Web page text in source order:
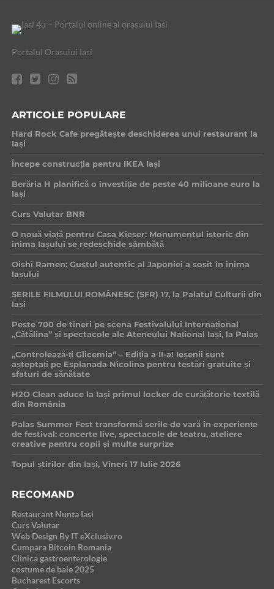
Portalul Orasului Iasi
ARTICOLE POPULARE
Hard Rock Cafe pregătește deschiderea unui restaurant la
Iași
Începe construcția pentru IKEA Iași
Berăria H planifică o investiție de peste 40 milioane euro la
Iași
Curs Valutar BNR
O nouă viață pentru Casa Kieser: Monumentul istoric din
inima Iașului se redeschide sâmbătă
Oishi Ramen: Gustul autentic al Japoniei a sosit în inima
Iașului
SERILE FILMULUI ROMÂNESC (SFR) 17, la Palatul Culturii din
Iași
Peste 700 de tineri pe scena Festivalului Internațional
„Cătălina” și spectacole ale Ateneului Național Iași, la Palas
„Controlează-ți Glicemia” – Ediția a II-a! Ieșenii sunt
așteptați pe Esplanada Nicolina pentru testări gratuite și
sfaturi de sănătate
H2O Clean aduce la Iași primul locker de curățătorie textilă
din România
Palas Summer Fest transformă serile de vară în experiențe
de festival: concerte live, spectacole de teatru, ateliere
creative pentru copii și multe surprize
Topul știrilor din Iași, Vineri 17 Iulie 2026
RECOMAND
Restaurant Nunta Iasi
Curs Valutar
Web Design By IT eXclusiv.ro
Cumpara Bitcoin Romania
Clinica gastroenterologie
costume de baie 2025
Bucharest Escorts